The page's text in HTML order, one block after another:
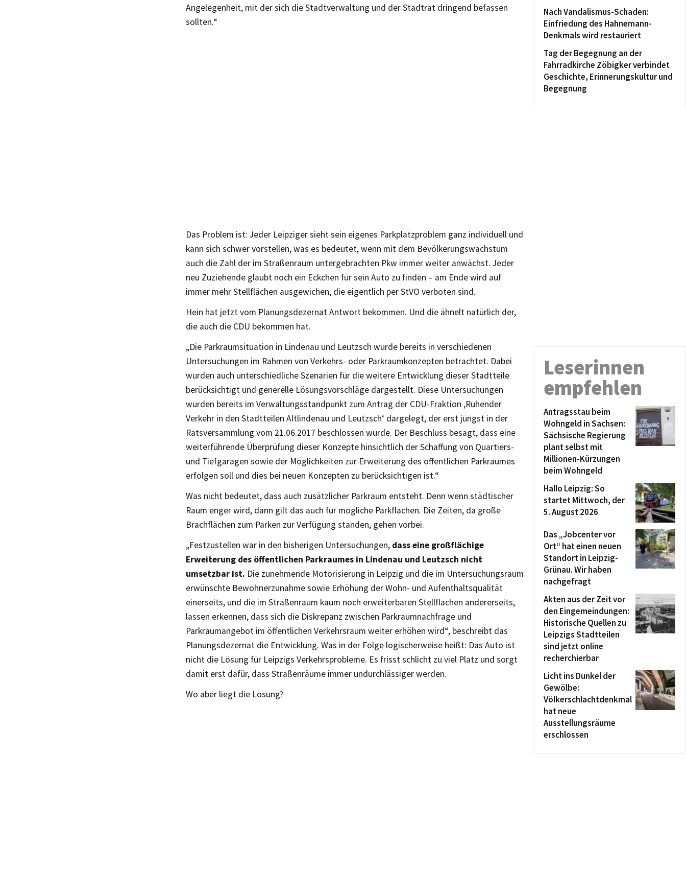
Angelegenheit, mit der sich die Stadtverwaltung und der Stadtrat dringend befassen
sollten.“
Das Problem ist: Jeder Leipziger sieht sein eigenes Parkplatzproblem ganz individuell und
kann sich schwer vorstellen, was es bedeutet, wenn mit dem Bevölkerungswachstum
auch die Zahl der im Straßenraum untergebrachten Pkw immer weiter anwächst. Jeder
neu Zuziehende glaubt noch ein Eckchen für sein Auto zu finden – am Ende wird auf
immer mehr Stellflächen ausgewichen, die eigentlich per StVO verboten sind.
Hein hat jetzt vom Planungsdezernat Antwort bekommen. Und die ähnelt natürlich der,
die auch die CDU bekommen hat.
„Die Parkraumsituation in Lindenau und Leutzsch wurde bereits in verschiedenen
Untersuchungen im Rahmen von Verkehrs- oder Parkraumkonzepten betrachtet. Dabei
wurden auch unterschiedliche Szenarien für die weitere Entwicklung dieser Stadtteile
berücksichtigt und generelle Lösungsvorschläge dargestellt. Diese Untersuchungen
wurden bereits im Verwaltungsstandpunkt zum Antrag der CDU-Fraktion ‚Ruhender
Verkehr in den Stadtteilen Altlindenau und Leutzsch‘ dargelegt, der erst jüngst in der
Ratsversammlung vom 21.06.2017 beschlossen wurde. Der Beschluss besagt, dass eine
weiterführende Überprüfung dieser Konzepte hinsichtlich der Schaffung von Quartiers-
und Tiefgaragen sowie der Möglichkeiten zur Erweiterung des öffentlichen Parkraumes
erfolgen soll und dies bei neuen Konzepten zu berücksichtigen ist.“
Was nicht bedeutet, dass auch zusätzlicher Parkraum entsteht. Denn wenn städtischer
Raum enger wird, dann gilt das auch für mögliche Parkflächen. Die Zeiten, da große
Brachflächen zum Parken zur Verfügung standen, gehen vorbei.
„Festzustellen war in den bisherigen Untersuchungen, dass eine großflächige
Erweiterung des öffentlichen Parkraumes in Lindenau und Leutzsch nicht
umsetzbar ist. Die zunehmende Motorisierung in Leipzig und die im Untersuchungsraum
erwünschte Bewohnerzunahme sowie Erhöhung der Wohn- und Aufenthaltsqualität
einerseits, und die im Straßenraum kaum noch erweiterbaren Stellflächen andererseits,
lassen erkennen, dass sich die Diskrepanz zwischen Parkraumnachfrage und
Parkraumangebot im öffentlichen Verkehrsraum weiter erhöhen wird“, beschreibt das
Planungsdezernat die Entwicklung. Was in der Folge logischerweise heißt: Das Auto ist
nicht die Lösung für Leipzigs Verkehrsprobleme. Es frisst schlicht zu viel Platz und sorgt
damit erst dafür, dass Straßenräume immer undurchlässiger werden.
Wo aber liegt die Lösung?
Nach Vandalismus-Schaden:
Einfriedung des Hahnemann-
Denkmals wird restauriert
Tag der Begegnung an der
Fahrradkirche Zöbigker verbindet
Geschichte, Erinnerungskultur und
Begegnung
Leserinnen
empfehlen
Antragsstau beim
Wohngeld in Sachsen:
Sächsische Regierung
plant selbst mit
Millionen-Kürzungen
beim Wohngeld
Hallo Leipzig: So
startet Mittwoch, der
5. August 2026
Das „Jobcenter vor
Ort“ hat einen neuen
Standort in Leipzig-
Grünau. Wir haben
nachgefragt
Akten aus der Zeit vor
den Eingemeindungen:
Historische Quellen zu
Leipzigs Stadtteilen
sind jetzt online
recherchierbar
Licht ins Dunkel der
Gewölbe:
Völkerschlachtdenkmal
hat neue
Ausstellungsräume
erschlossen